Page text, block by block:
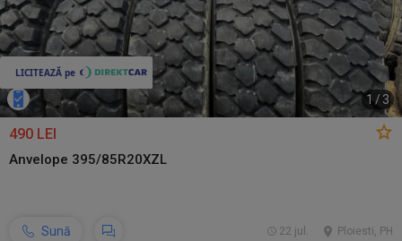
1 / 3
490 LEI
Anvelope 395/85R20XZL
Sună Ploiesti, PH
22 jul.